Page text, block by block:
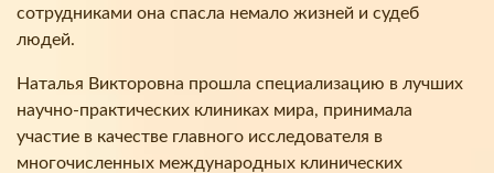
сотрудниками она спасла немало жизней и судеб
людей.
Наталья Викторовна прошла специализацию в лучших
научно-практических клиниках мира, принимала
участие в качестве главного исследователя в
многочисленных международных клинических